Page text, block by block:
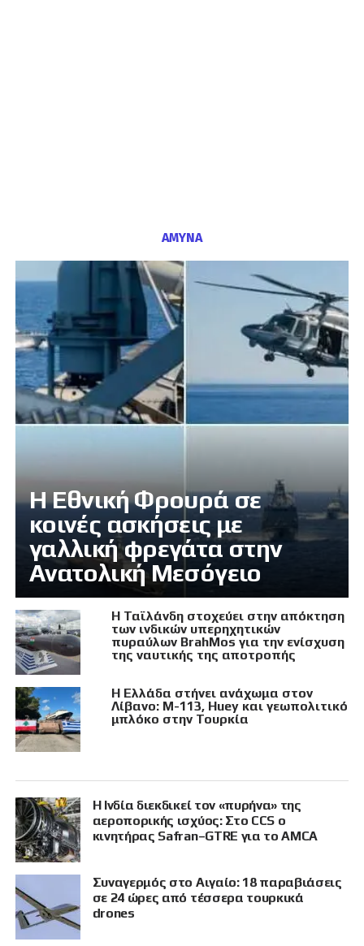
ΑΜΥΝΑ
Η Εθνική Φρουρά σε
κοινές ασκήσεις με
γαλλική φρεγάτα στην
Ανατολική Μεσόγειο
Η Ταϊλάνδη στοχεύει στην απόκτηση
των ινδικών υπερηχητικών
πυραύλων BrahMos για την ενίσχυση
της ναυτικής της αποτροπής
Η Ελλάδα στήνει ανάχωμα στον
Λίβανο: M-113, Huey και γεωπολιτικό
μπλόκο στην Τουρκία
Η Ινδία διεκδικεί τον «πυρήνα» της
αεροπορικής ισχύος: Στο CCS ο
κινητήρας Safran–GTRE για το AMCA
Συναγερμός στο Αιγαίο: 18 παραβιάσεις
σε 24 ώρες από τέσσερα τουρκικά
drones